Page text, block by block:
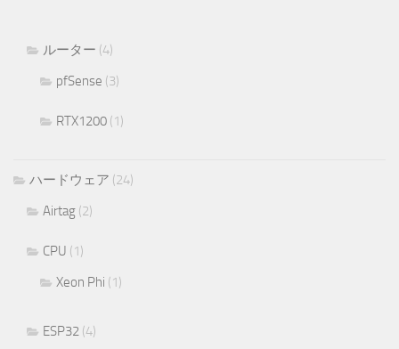
ルーター (4)
pfSense (3)
RTX1200 (1)
ハードウェア (24)
Airtag (2)
CPU (1)
Xeon Phi (1)
ESP32 (4)